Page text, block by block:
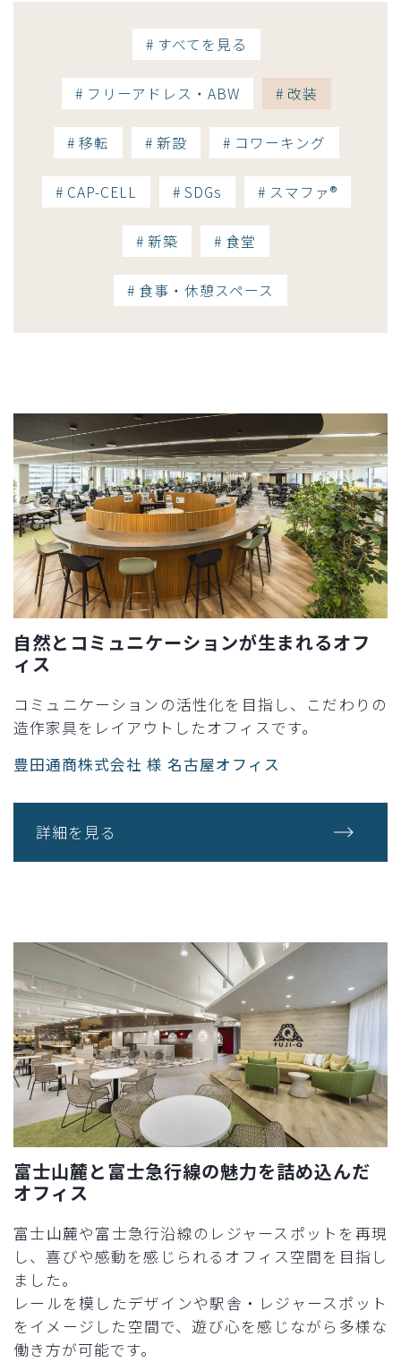
# すべてを見る
# フリーアドレス・ABW # 改装
# 移転 # 新設 # コワーキング
# CAP-CELL # SDGs # スマファ®
# 新築 # 食堂
# 食事・休憩スペース
自然とコミュニケーションが生まれるオフ
ィス
コミュニケーションの活性化を目指し、こだわりの
造作家具をレイアウトしたオフィスです。​
豊田通商株式会社 様 名古屋オフィス​
詳細を見る
富士山麓と富士急行線の魅力を詰め込んだ
オフィス
富士山麓や富士急行沿線のレジャースポットを再現
し、喜びや感動を感じられるオフィス空間を目指し
ました。
レールを模したデザインや駅舎・レジャースポット
をイメージした空間で、遊び心を感じながら多様な
働き方が可能です。